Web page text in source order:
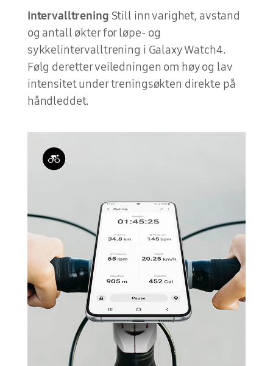
Intervalltrening Still inn varighet, avstand
og antall økter for løpe- og
sykkelintervalltrening i Galaxy Watch4.
Følg deretter veiledningen om høy og lav
intensitet under treningsøkten direkte på
håndleddet.